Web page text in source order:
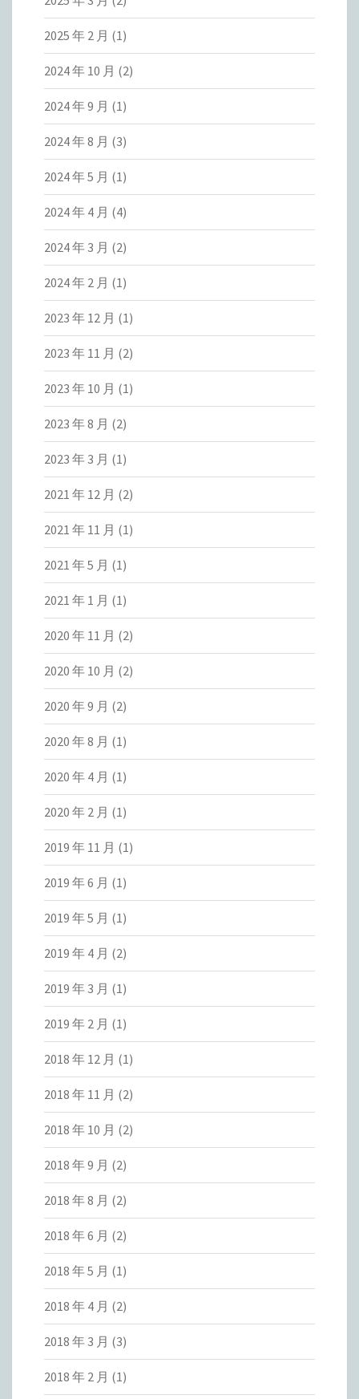
2025 年 2 月 (1)
2024 年 10 月 (2)
2024 年 9 月 (1)
2024 年 8 月 (3)
2024 年 5 月 (1)
2024 年 4 月 (4)
2024 年 3 月 (2)
2024 年 2 月 (1)
2023 年 12 月 (1)
2023 年 11 月 (2)
2023 年 10 月 (1)
2023 年 8 月 (2)
2023 年 3 月 (1)
2021 年 12 月 (2)
2021 年 11 月 (1)
2021 年 5 月 (1)
2021 年 1 月 (1)
2020 年 11 月 (2)
2020 年 10 月 (2)
2020 年 9 月 (2)
2020 年 8 月 (1)
2020 年 4 月 (1)
2020 年 2 月 (1)
2019 年 11 月 (1)
2019 年 6 月 (1)
2019 年 5 月 (1)
2019 年 4 月 (2)
2019 年 3 月 (1)
2019 年 2 月 (1)
2018 年 12 月 (1)
2018 年 11 月 (2)
2018 年 10 月 (2)
2018 年 9 月 (2)
2018 年 8 月 (2)
2018 年 6 月 (2)
2018 年 5 月 (1)
2018 年 4 月 (2)
2018 年 3 月 (3)
2018 年 2 月 (1)